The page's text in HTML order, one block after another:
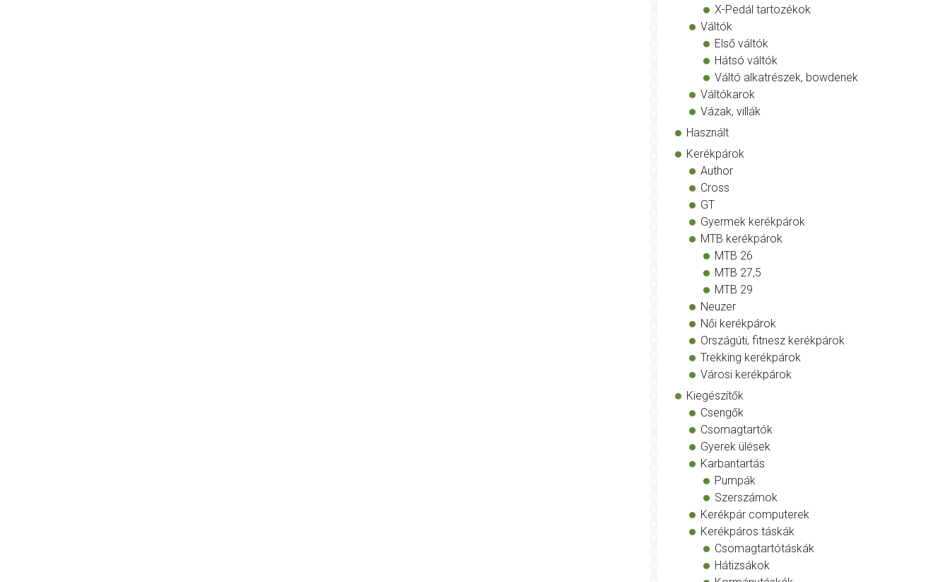
X-Pedál tartozékok
Váltók
Első váltók
Hátsó váltók
Váltó alkatrészek, bowdenek
Váltókarok
Vázak, villák
Használt
Kerékpárok
Author
Cross
GT
Gyermek kerékpárok
MTB kerékpárok
MTB 26
MTB 27,5
MTB 29
Neuzer
Női kerékpárok
Országúti, fitnesz kerékpárok
Trekking kerékpárok
Városi kerékpárok
Kiegészítők
Csengők
Csomagtartók
Gyerek ülések
Karbantartás
Pumpák
Szerszámok
Kerékpár computerek
Kerékpáros táskák
Csomagtartótáskák
Hátizsákok